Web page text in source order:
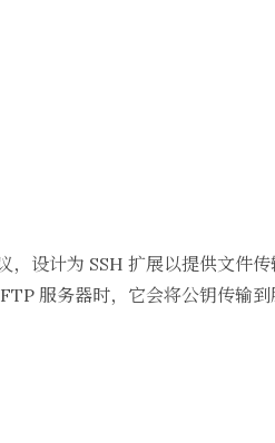
设计为 SSH 扩展以提供文件
服务器时，它会将公钥传输